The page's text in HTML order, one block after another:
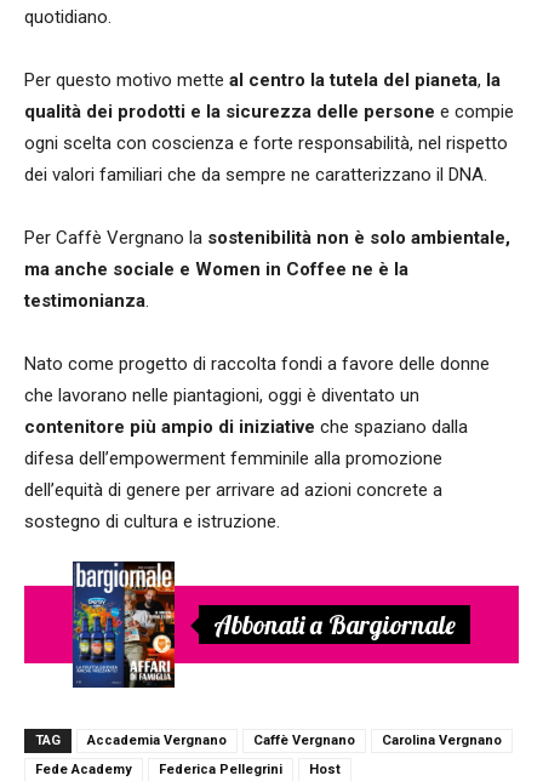
quotidiano.
Per questo motivo mette al centro la tutela del pianeta, la
qualità dei prodotti e la sicurezza delle persone e compie
ogni scelta con coscienza e forte responsabilità, nel rispetto
dei valori familiari che da sempre ne caratterizzano il DNA.
Per Caffè Vergnano la sostenibilità non è solo ambientale,
ma anche sociale e Women in Coffee ne è la
testimonianza.
Nato come progetto di raccolta fondi a favore delle donne
che lavorano nelle piantagioni, oggi è diventato un
contenitore più ampio di iniziative che spaziano dalla
difesa dell’empowerment femminile alla promozione
dell’equità di genere per arrivare ad azioni concrete a
sostegno di cultura e istruzione.
Abbonati a Bargiornale
TAG Accademia Vergnano Caffè Vergnano
Carolina Vergnano
Fede Academy
Federica Pellegrini Host